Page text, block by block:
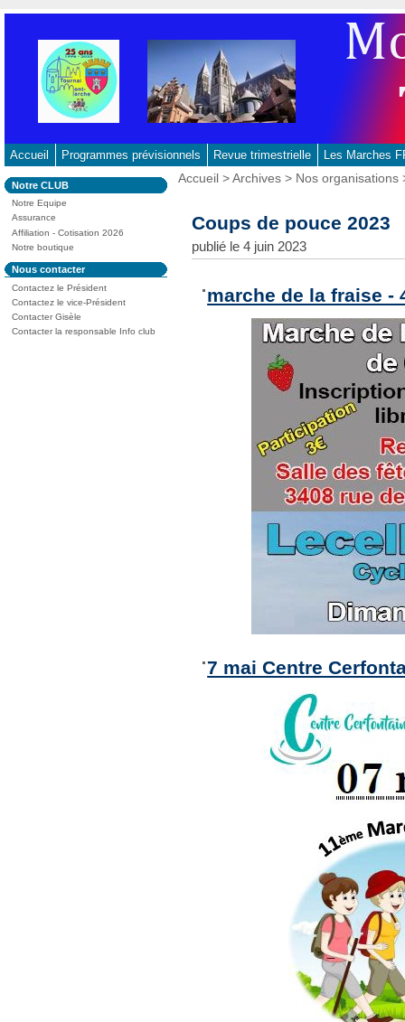
contenu
principal
-
Aller
à
la
recherche
Accueil Programmes prévisionnels Revue trimestrielle Les Marches
Dans
la
rubrique
:
Notre CLUB
Notre Equipe
Assurance
Affiliation - Cotisation 2026
Notre boutique
Dans
la
rubrique
:
Nous contacter
Contactez le Président
Contactez le vice-Président
Contacter Gisèle
Contacter la responsable Info club
Vous
Accueil >Archives > Nos organisations
Coups de pouce 2023
publié le 4 juin 2023
marche de la fraise -
7 mai Centre